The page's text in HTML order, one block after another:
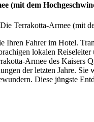
(mit dem
Ihren Fahrer im Hotel.
lokalen
Armee des Kaisers
der letzten Jahre.
Diese jüngste